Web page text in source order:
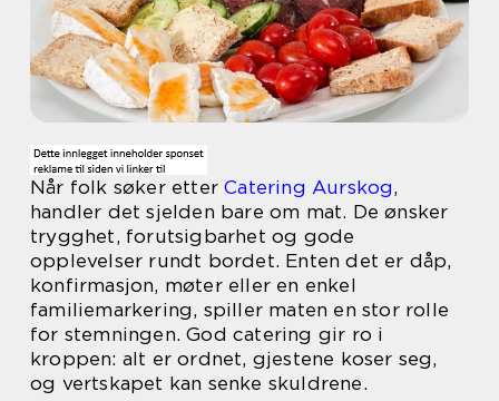
Når folk søker etterCatering Aurskog,
handler det sjelden bare om mat. De ønsker
trygghet, forutsigbarhet og gode
opplevelser rundt bordet. Enten det er dåp,
konfirmasjon, møter eller en enkel
familiemarkering, spiller maten en stor rolle
for stemningen. God catering gir ro i
kroppen: alt er ordnet, gjestene koser seg,
og vertskapet kan senke skuldrene.